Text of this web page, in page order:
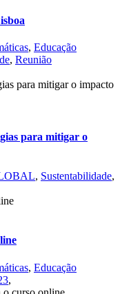
, Educação
, Reunião
para mitigar o
, Sustentabilidade,
, Educação
,